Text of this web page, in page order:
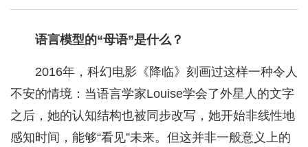
语言模型的“母语”是什么？
2016年，科幻电影《降临》刻画过这样一种令人
不安的情境：当语言学家Louise学会了外星人的文字
之后，她的认知结构也被同步改写，她开始非线性地
感知时间，能够“看见”未来。但这并非一般意义上的